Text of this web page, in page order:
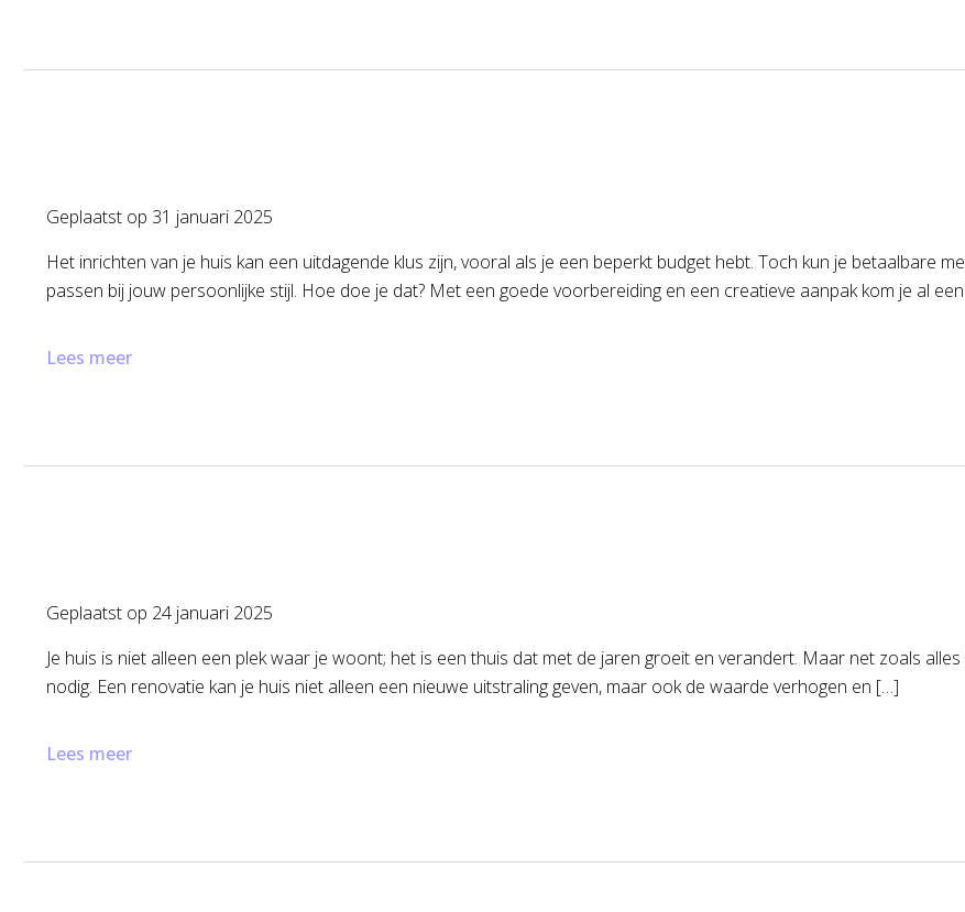
Geplaatst op 31 januari 2025
Het inrichten van je huis kan een uitdagende klus zijn, vooral als je een beperkt budget hebt. Toch kun je betaalbare
passen bij jouw persoonlijke stijl. Hoe doe je dat? Met een goede voorbereiding en een creatieve aanpak kom je al
Lees meer
Geplaatst op 24 januari 2025
Je huis is niet alleen een plek waar je woont; het is een thuis dat met de jaren groeit en verandert. Maar net zoals
nodig. Een renovatie kan je huis niet alleen een nieuwe uitstraling geven, maar ook de waarde verhogen en […]
Lees meer